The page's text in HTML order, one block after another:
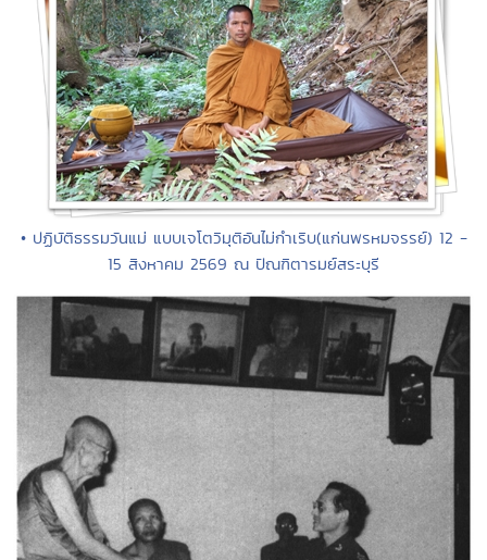
• ปฏิบัติธรรมวันแม่ แบบเจโตวิมุติอันไม่กำเริบ(แก่นพรหมจรรย์) 12 -
15 สิงหาคม 2569 ณ ปัณฑิตารมย์สระบุรี